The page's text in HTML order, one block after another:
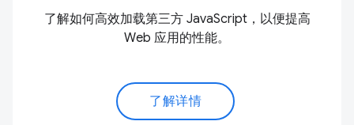
了解如何高效加载第三方 JavaScript，以便提高
Web 应用的性能。
了解详情